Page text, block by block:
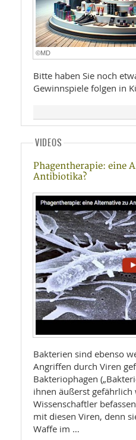
©MD
Bitte haben Sie noch
Gewinnspiele folgen in
VIDEOS
Phagentherapie: eine
Antibiotika?
Bakterien sind ebenso
Angriffen durch Viren
Bakteriophagen
ihnen äußerst gefährlich
Wissenschaftler
mit diesen Viren, denn
Waffe im …